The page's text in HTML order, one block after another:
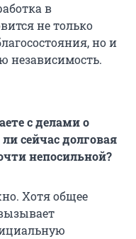
в
не только
но и
независимость.
с делами о
сейчас долговая
непосильной?
Хотя общее